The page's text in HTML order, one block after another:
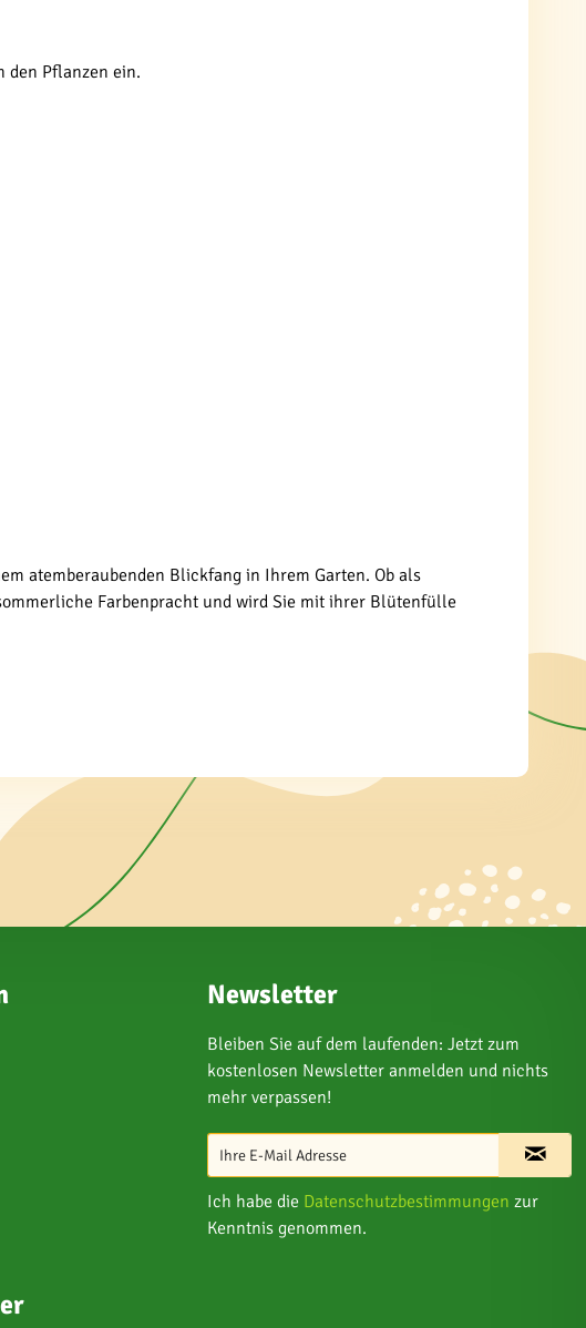
den Pflanzen ein.
atemberaubenden Blickfang in Ihrem Garten. Ob als
Farbenpracht und wird Sie mit ihrer Blütenfülle
Newsletter
Bleiben Sie auf dem laufenden: Jetzt zum
kostenlosen Newsletter anmelden und nichts
mehr verpassen!
Ich habe die Datenschutzbestimmungen zur
Kenntnis genommen.